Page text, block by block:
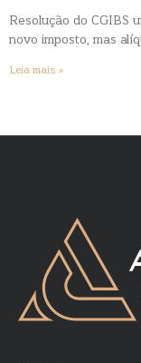
Resolução do CGIBS
novo imposto, mas
Leia mais »